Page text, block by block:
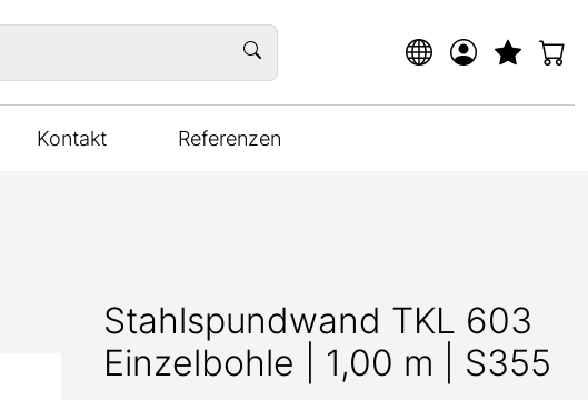
Kontakt Referenzen
Stahlspundwand TKL 603
Einzelbohle | 1,00 m | S355